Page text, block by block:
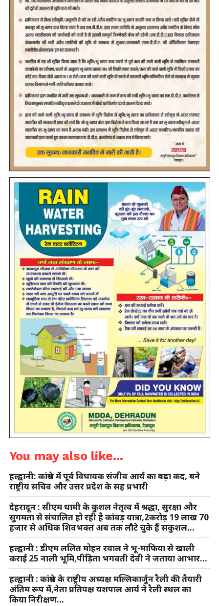
You may also like...
हल्द्वानी: कांग्रेस में पूर्व विधायक संजीव आर्य का बढ़ा कद, बने
राष्ट्रीय सचिव और उत्तर प्रदेश के सह प्रभारी
देहरादून : सीएम धामी के कुशल नेतृत्व में श्रद्धा, सुरक्षा और
सुगमता से संचालित हो रही है कांवड़ यात्रा,2करोड़ 19 लाख 70
हजार से अधिक शिवभक्त अब तक लौटे चुके हैं सकुशल…
हल्द्वानी : डीएम ललित मोहन रयाल ने भू-माफिया से खाली
कराई 25 नाली भूमि,पीड़िता भगवती देवी ने जताया आभार…
हल्द्वानी : कांग्रेस के राष्ट्रीय अध्यक्ष मल्लिकार्जुन रैली की तैयारी
अंतिम रूप में,नेता प्रतिपक्ष यशपाल आर्य ने रैली स्थल का
किया निरीक्षण…